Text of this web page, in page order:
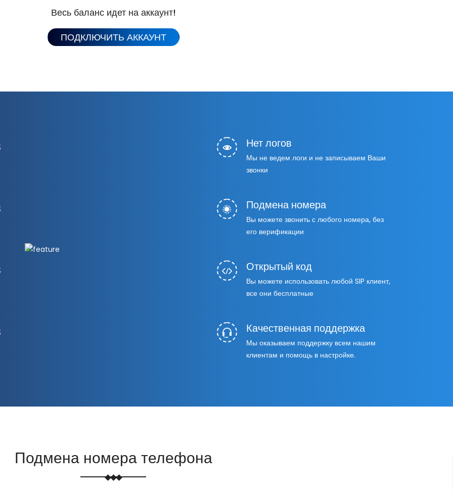
Весь баланс идет на аккаунт!
ПОДКЛЮЧИТЬ АККАУНТ
Нет логов
Мы не ведем логи и не записываем Ваши
звонки
Подмена номера
Вы можете звонить с любого номера, без
его верификации
Открытый код
Вы можете использовать любой SIP клиент,
все они бесплатные
Качественная поддержка
Мы оказываем поддержку всем нашим
клиентам и помощь в настройке.
Подмена номера телефона